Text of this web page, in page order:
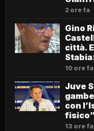
2 ore fa
Gino
città.
10 ore fa
Juve
con
fisico”
13 ore fa